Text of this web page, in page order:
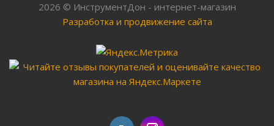
2026 © ИнструментДон - интернет-магазин
Разработка и продвижение сайта